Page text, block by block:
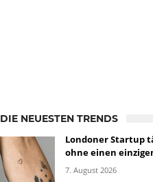
DIE NEUESTEN TRENDS
Londoner Startup
ohne einen
7. August 2026